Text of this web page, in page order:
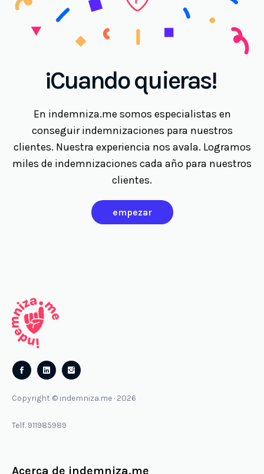
¡Cuando quieras!
En indemniza.me somos especialistas en
conseguir indemnizaciones para nuestros
clientes. Nuestra experiencia nos avala. Logramos
miles de indemnizaciones cada año para nuestros
clientes.
empezar
Follow
on
Follow
on
Copyright © indemniza.me · 2026
Telf. 911985989
Acerca de indemniza.me